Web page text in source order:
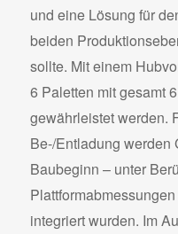
und eine Lösung für
beiden
sollte. Mit einem
6 Paletten mit gesamt
gewährleistet werden.
Be-/Entladung werden
Baubeginn – unter
integriert wurden. Im